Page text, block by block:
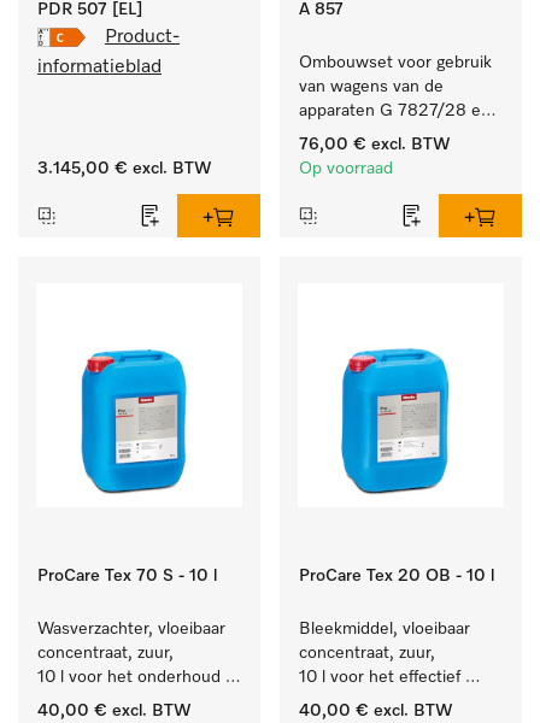
PDR 507 [EL]
Product-
informatieblad
3.145,00 € excl. BTW
A 857
Ombouwset voor gebruik
van wagens van de
apparaten G 7827/28 en
PG 8527/28 in de
PG 86xx.
76,00 € excl. BTW
Op voorraad
ProCare Tex 70 S - 10 l
Wasverzachter, vloeibaar
concentraat, zuur,
10 l voor het onderhoud
van vezels zodat het
40,00 € excl. BTW
ProCare Tex 20 OB - 10 l
Bleekmiddel, vloeibaar
concentraat, zuur,
10 l voor het effectief
verwijderen van
40,00 € excl. BTW